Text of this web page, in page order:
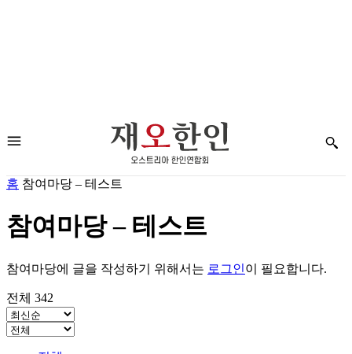
홈 참여마당 – 테스트
참여마당 – 테스트
참여마당에 글을 작성하기 위해서는 로그인이 필요합니다.
전체 342